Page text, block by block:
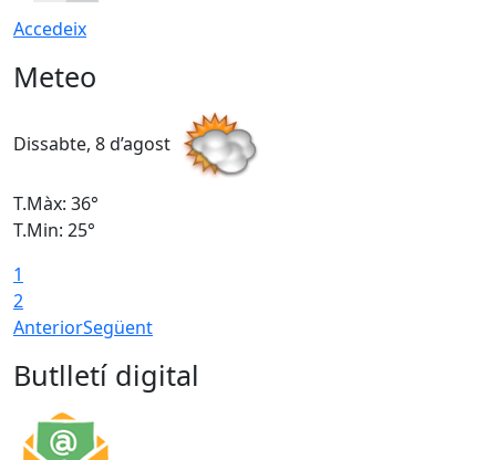
Accedeix
Meteo
Dissabte, 8 d’agost
T.Màx: 36°
T.Min: 25°
1
2
AnteriorSegüent
Butlletí digital